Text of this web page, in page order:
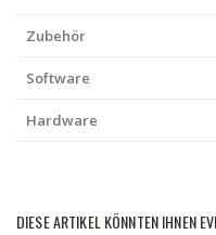
Zubehör
Software
Hardware
DIESE ARTIKEL KÖNNTEN IHNEN